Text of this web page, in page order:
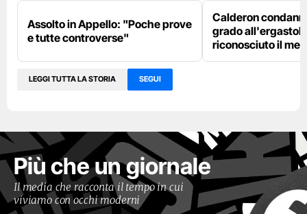
Assolto in Appello: "Poche prove
e tutte controverse"
Calderon
grado
riconosciuto il
LEGGI TUTTA LA STORIA SEGUI
Più che un giornale
Il media che racconta il tempo in cui
viviamo con occhi moderni